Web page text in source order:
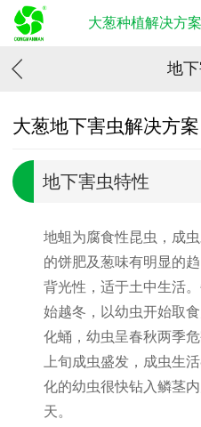
大葱种植解决方案
地
大葱地下害虫解决方案
地下害虫特性
地蛆为腐食性昆虫，成
的饼肥及葱味有明显的
背光性，适于土中生活
始越冬，以幼虫开始取
化蛹，幼虫呈春秋两季
上旬成虫盛发，成虫生
化的幼虫很快钻入鳞茎
天。